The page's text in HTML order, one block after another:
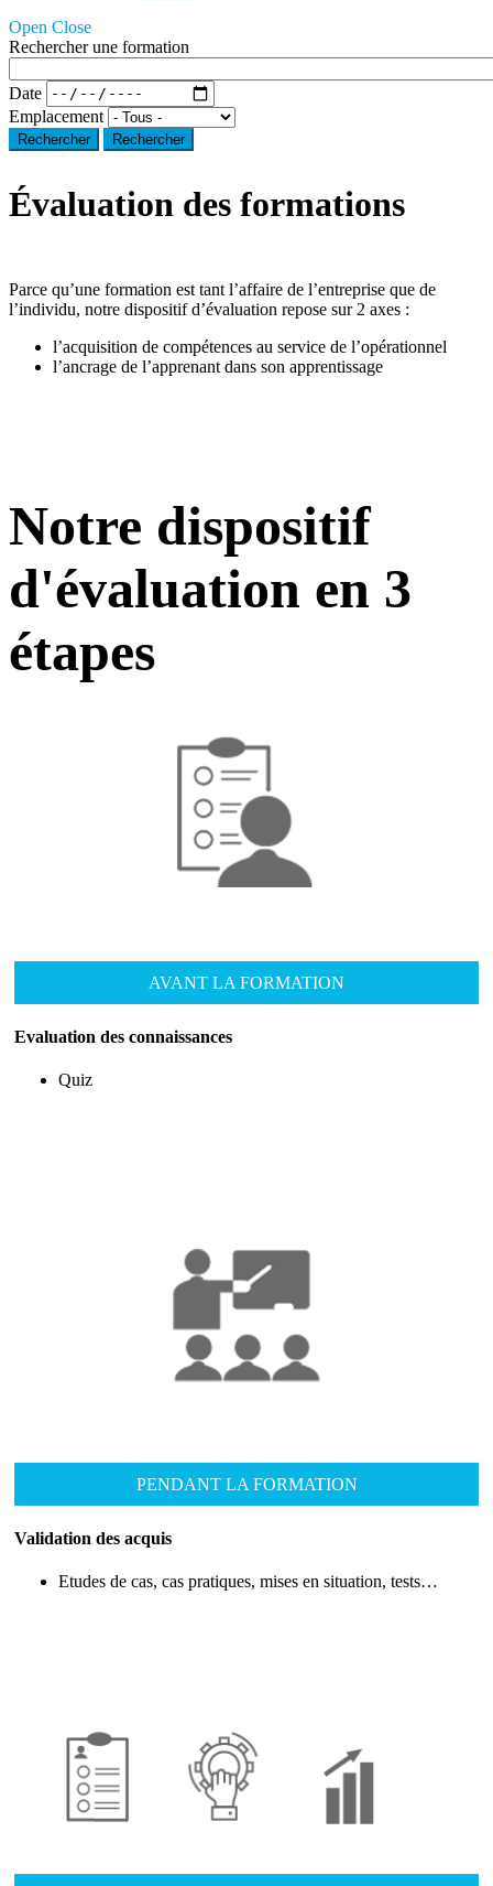
Open Close
Rechercher une formation
Date
Emplacement
Rechercher
Évaluation des formations
Parce qu’une formation est tant l’affaire de l’entreprise que de
l’individu, notre dispositif d’évaluation repose sur 2 axes :
l’acquisition de compétences au service de l’opérationnel
l’ancrage de l’apprenant dans son apprentissage
Notre dispositif
d'évaluation en 3
étapes
AVANT LA FORMATION
Evaluation des connaissances
Quiz
PENDANT LA FORMATION
Validation des acquis
Etudes de cas, cas pratiques, mises en situation, tests…